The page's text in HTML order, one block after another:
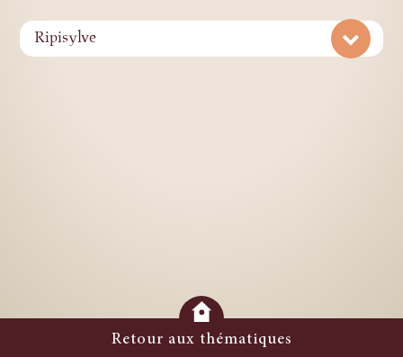
Ripisylve
Retour aux thématiques